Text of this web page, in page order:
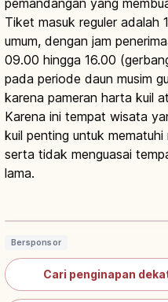
Tiket masuk reguler adalah
umum, dengan jam
09.00 hingga 16.00
pada periode daun musim
karena pameran harta kuil
Karena ini tempat wisata
kuil penting untuk
serta tidak menguasai
lama.
Bersponsor
Cari penginapan